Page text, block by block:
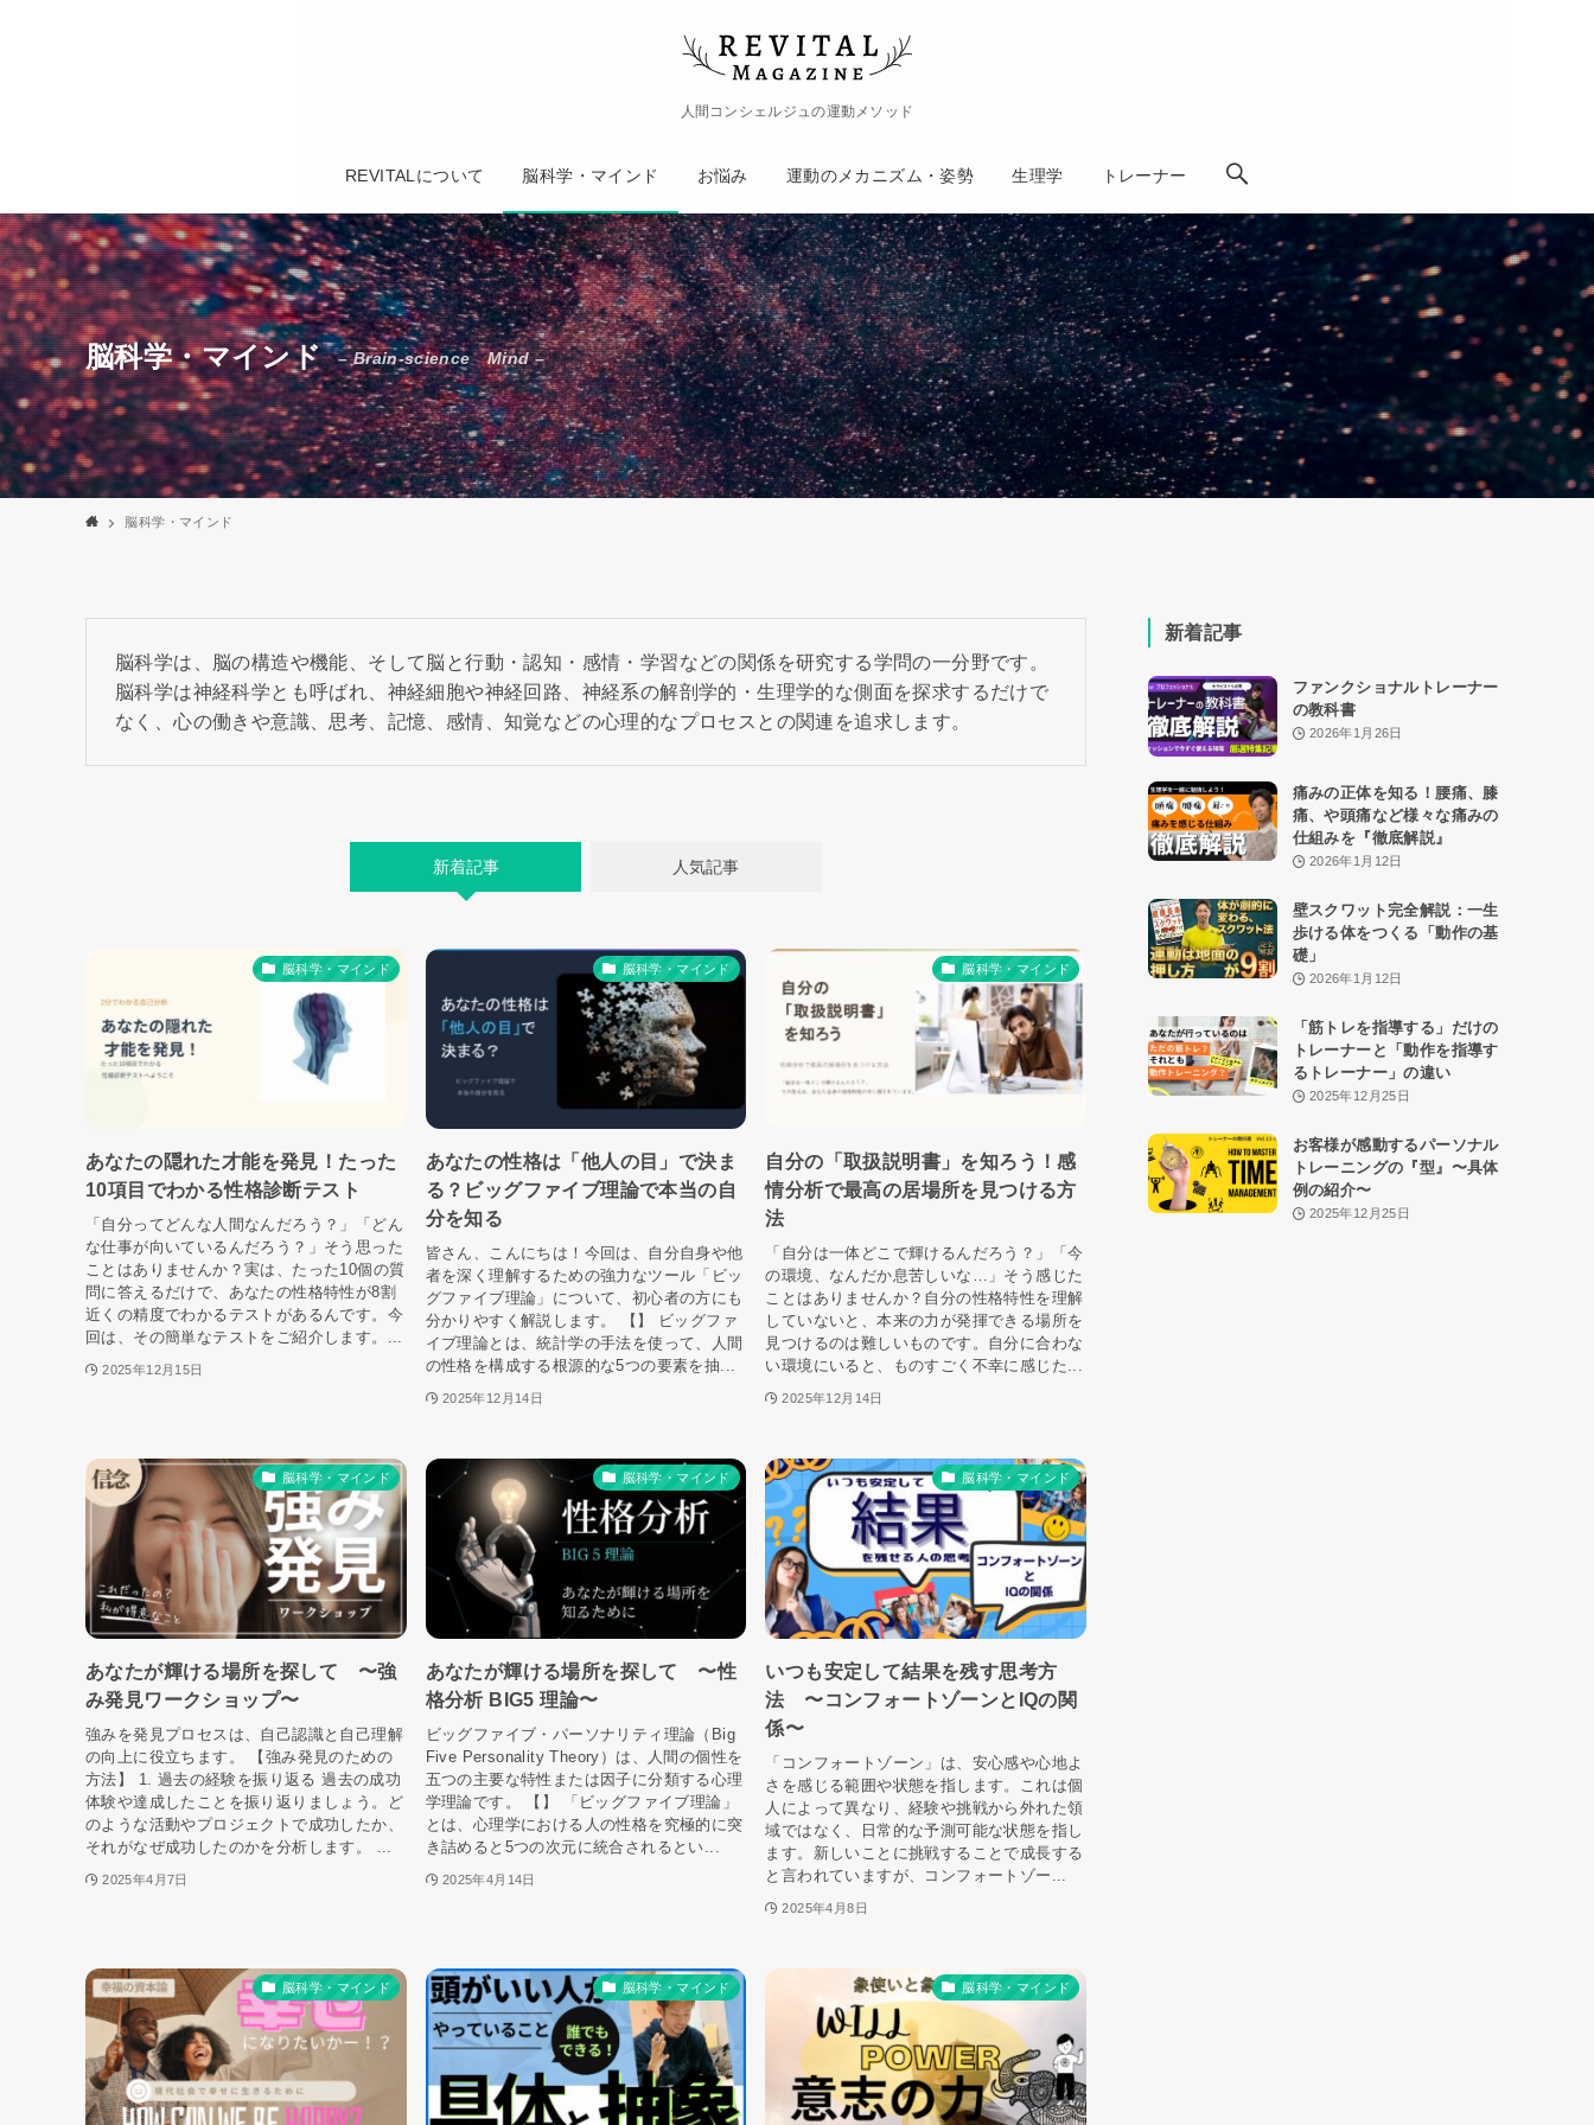
人間コンシェルジュの運動メソッド
REVITALについて 脳科学・マインド お悩み 運動のメカニズム・姿勢 生理学 トレーナー
脳科学・マインド – Brain-science Mind –
脳科学・マインド
脳科学は、脳の構造や機能、そして脳と行動・認知・感情・学習などの関係を研究する学問の一分野です。
脳科学は神経科学とも呼ばれ、神経細胞や神経回路、神経系の解剖学的・生理学的な側面を探求するだけで
なく、心の働きや意識、思考、記憶、感情、知覚などの心理的なプロセスとの関連を追求します。
新着記事 人気記事
脳科学・マインド
あなたの隠れた才能を発見！たった
10項目でわかる性格診断テスト
「自分ってどんな人間なんだろう？」「どん
な仕事が向いているんだろう？」そう思った
ことはありませんか？実は、たった10個の質
問に答えるだけで、あなたの性格特性が8割
近くの精度でわかるテストがあるんです。今
回は、その簡単なテストをご紹介します。...
2025年12月15日
脳科学・マインド
あなたの性格は「他人の目」で決ま
る？ビッグファイブ理論で本当の自
分を知る
皆さん、こんにちは！今回は、自分自身や他
者を深く理解するための強力なツール「ビッ
グファイブ理論」について、初心者の方にも
分かりやすく解説します。 【】 ビッグファ
イブ理論とは、統計学の手法を使って、人間
の性格を構成する根源的な5つの要素を抽...
2025年12月14日
脳科学・マインド
自分の「取扱説明書」を知ろう！感
情分析で最高の居場所を見つける方
法
「自分は一体どこで輝けるんだろう？」「今
の環境、なんだか息苦しいな…」そう感じた
ことはありませんか？自分の性格特性を理解
していないと、本来の力が発揮できる場所を
見つけるのは難しいものです。自分に合わな
い環境にいると、ものすごく不幸に感じた...
2025年12月14日
脳科学・マインド
あなたが輝ける場所を探して 〜強
み発見ワークショップ〜
強みを発見プロセスは、自己認識と自己理解
の向上に役立ちます。 【強み発見のための
方法】 1. 過去の経験を振り返る 過去の成功
体験や達成したことを振り返りましょう。ど
のような活動やプロジェクトで成功したか、
それがなぜ成功したのかを分析します。 ...
2025年4月7日
脳科学・マインド
あなたが輝ける場所を探して 〜性
格分析 BIG5 理論〜
ビッグファイブ・パーソナリティ理論（Big
Five Personality Theory）は、人間の個性を
五つの主要な特性または因子に分類する心理
学理論です。 【】 「ビッグファイブ理論」
とは、心理学における人の性格を究極的に突
き詰めると5つの次元に統合されるとい...
2025年4月14日
脳科学・マインド
いつも安定して結果を残す思考方
法 〜コンフォートゾーンとIQの関
係〜
「コンフォートゾーン」は、安心感や心地よ
さを感じる範囲や状態を指します。これは個
人によって異なり、経験や挑戦から外れた領
域ではなく、日常的な予測可能な状態を指し
ます。新しいことに挑戦することで成長する
と言われていますが、コンフォートゾー...
2025年4月8日
脳科学・マインド 脳科学・マインド 脳科学・マインド
新着記事
ファンクショナルトレーナー
の教科書
2026年1月26日
痛みの正体を知る！腰痛、膝
痛、や頭痛など様々な痛みの
仕組みを『徹底解説』
2026年1月12日
壁スクワット完全解説：一生
歩ける体をつくる「動作の基
礎」
2026年1月12日
「筋トレを指導する」だけの
トレーナーと「動作を指導す
るトレーナー」の違い
2025年12月25日
お客様が感動するパーソナル
トレーニングの『型』〜具体
例の紹介〜
2025年12月25日